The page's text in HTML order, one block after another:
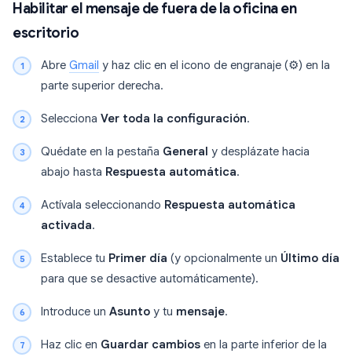
Habilitar el mensaje de fuera de la oficina en
escritorio
Abre Gmail y haz clic en el icono de engranaje (⚙) en la
parte superior derecha.
Selecciona Ver toda la configuración.
Quédate en la pestaña General y desplázate hacia
abajo hasta Respuesta automática.
Actívala seleccionando Respuesta automática
activada.
Establece tu Primer día (y opcionalmente un Último día
para que se desactive automáticamente).
Introduce un Asunto y tu mensaje.
Haz clic en Guardar cambios en la parte inferior de la